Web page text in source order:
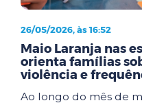
26/05/2026, às 16:52
Maio Laranja nas
orienta famílias
violência e
Ao longo do mês de